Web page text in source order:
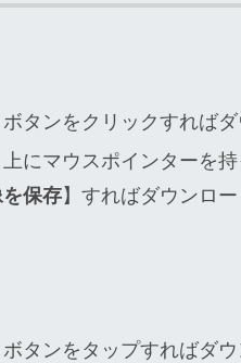
ボタンをクリックすれば
にマウスポインターを
保存】すればダウンロ
ボタンをタップすればダ